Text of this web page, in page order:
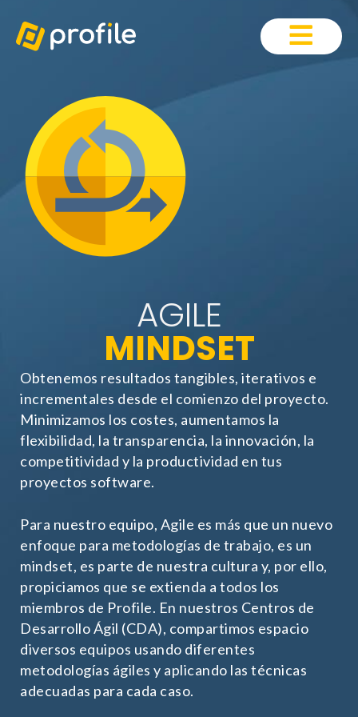
AGILE
MINDSET
Obtenemos resultados tangibles, iterativos e
incrementales desde el comienzo del proyecto.
Minimizamos los costes, aumentamos la
flexibilidad, la transparencia, la innovación, la
competitividad y la productividad en tus
proyectos software.
Para nuestro equipo, Agile es más que un nuevo
enfoque para metodologías de trabajo, es un
mindset, es parte de nuestra cultura y, por ello,
propiciamos que se extienda a todos los
miembros de Profile. En nuestros Centros de
Desarrollo Ágil (CDA), compartimos espacio
diversos equipos usando diferentes
metodologías ágiles y aplicando las técnicas
adecuadas para cada caso.
Necesarias
Estas cookies no son
necesarias para que
correctamente.
ASP.NET_SessionId |
_ga |